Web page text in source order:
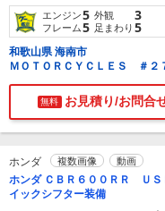
エンジン5 外観 3
フレーム5 足まわり 5
和歌山県 海南市
ＭＯＴＯＲＣＹＣＬＥＳ ＃２
無料 お見積り/お問合
ホンダ 複数画像 動画
ホンダ ＣＢＲ６００ＲＲ Ｕ
イックシフター装備